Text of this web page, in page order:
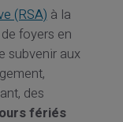
(RSA)à la
foyers en
subvenir aux
des
fériés